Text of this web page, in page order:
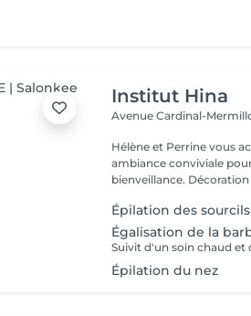
Institut Hina
Avenue Cardinal-
Hélène et Perrine vous
ambiance conviviale
bienveillance.
Épilation des
Égalisation de la
Suivit d'un soin chaud et
Épilation du nez